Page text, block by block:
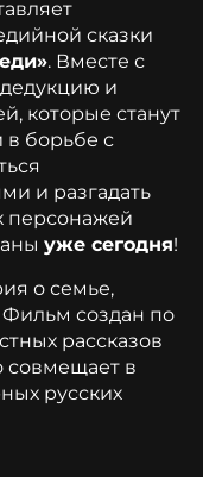
сказки
. Вместе с
и
которые станут
борьбе с
и разгадать
персонажей
уже сегодня!
о семье,
создан по
рассказов
совмещает в
русских